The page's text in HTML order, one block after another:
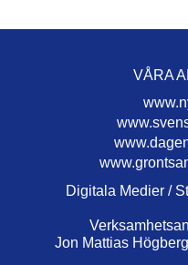
VÅRA
Digitala Medier /
Jon Mattias